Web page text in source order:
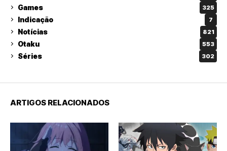
Games 325
Indicação 7
Notícias 821
Otaku 553
Séries 302
ARTIGOS RELACIONADOS